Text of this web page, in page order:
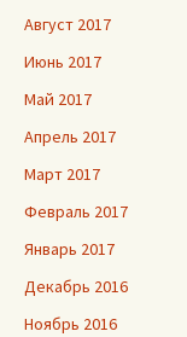
Август 2017
Июнь 2017
Май 2017
Апрель 2017
Март 2017
Февраль 2017
Январь 2017
Декабрь 2016
Ноябрь 2016